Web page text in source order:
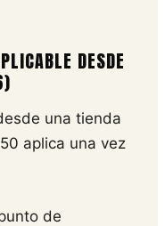
DESDE
una tienda
aplica una vez
de